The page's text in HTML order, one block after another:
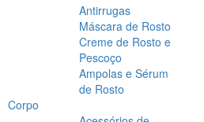
Antirrugas
Máscara de Rosto
Creme de Rosto e
Pescoço
Ampolas e Sérum
de Rosto
Corpo